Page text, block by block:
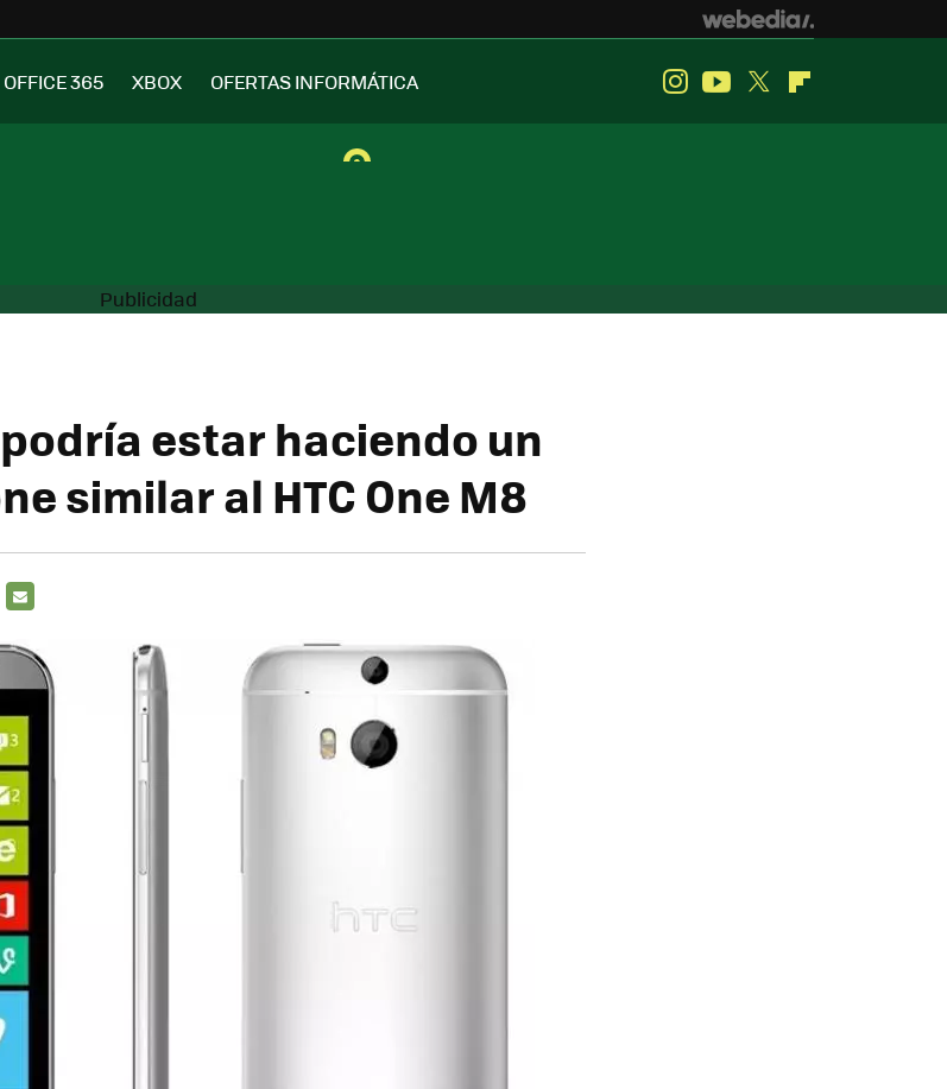
OFFICE 365 XBOX OFERTAS INFORMÁTICA InstagramYoutube
Twitter
podría estar haciendo un
similar al HTC One M8
MAIL